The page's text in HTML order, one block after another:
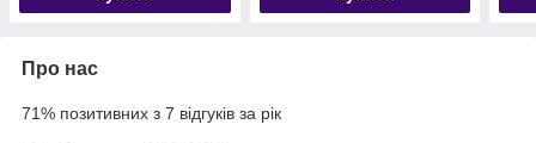
Про нас
71% позитивних з 7 відгуків за рік